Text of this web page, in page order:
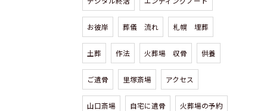
お彼岸 葬儀 流れ 札幌 埋葬
土葬 作法 火葬場 収骨 供養
ご遺骨 里塚斎場 アクセス
山口斎場 自宅に遺骨 火葬場の予約